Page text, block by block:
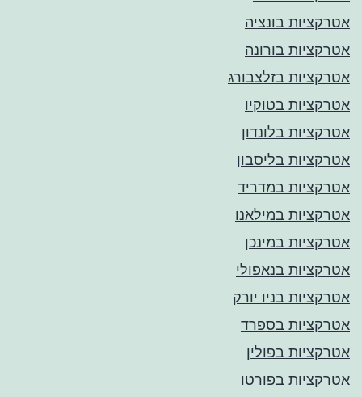
אטרקציות בונציה
אטרקציות בורונה
אטרקציות בזלצבורג
אטרקציות בטוקיו
אטרקציות בלונדון
אטרקציות בליסבון
אטרקציות במדריד
אטרקציות במילאנו
אטרקציות במינכן
אטרקציות בנאפולי
אטרקציות בניו יורק
אטרקציות בספרד
אטרקציות בפולין
אטרקציות בפורטו